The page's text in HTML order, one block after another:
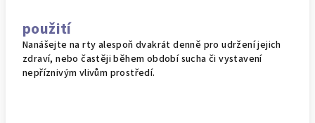
použití
Nanášejte na rty alespoň dvakrát denně pro udržení jejich
zdraví, nebo častěji během období sucha či vystavení
nepříznivým vlivům prostředí.